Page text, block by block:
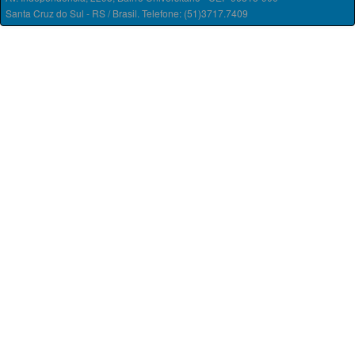
Santa Cruz do Sul - RS / Brasil. Telefone: (51)3717.7409